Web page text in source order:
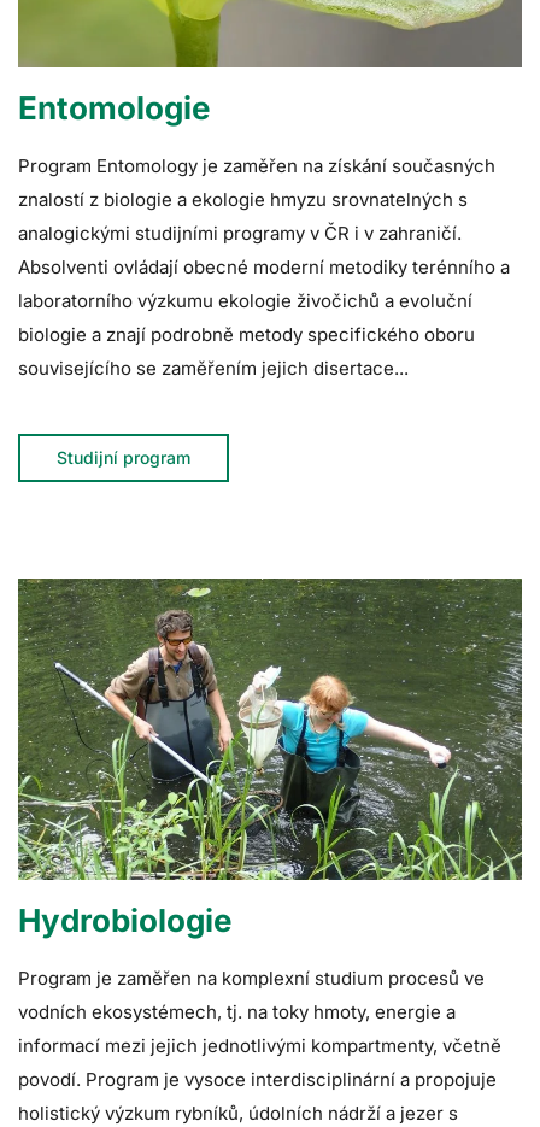
Entomologie
Program Entomology je zaměřen na získání současných
znalostí z biologie a ekologie hmyzu srovnatelných s
analogickými studijními programy v ČR i v zahraničí.
Absolventi ovládají obecné moderní metodiky terénního a
laboratorního výzkumu ekologie živočichů a evoluční
biologie a znají podrobně metody specifického oboru
souvisejícího se zaměřením jejich disertace...
Studijní program
Hydrobiologie
Program je zaměřen na komplexní studium procesů ve
vodních ekosystémech, tj. na toky hmoty, energie a
informací mezi jejich jednotlivými kompartmenty, včetně
povodí. Program je vysoce interdisciplinární a propojuje
holistický výzkum rybníků, údolních nádrží a jezer s